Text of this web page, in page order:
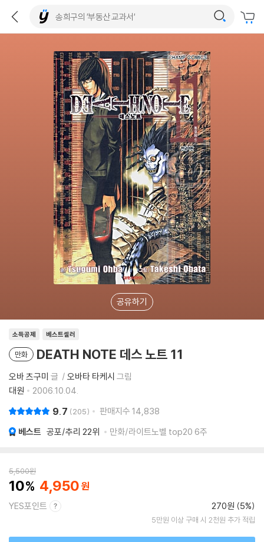
공유하기
소득공제 베스트셀러
만화 DEATH NOTE 데스 노트 11
오바 츠구미 글 오바타 타케시 그림
대원
2006.10.04.
9.7 205 판매지수 14,838
베스트 공포/추리 22위 만화/라이트노벨 top20 6주
5,500원
10 4,950
YES포인트 270원 (5%)
5만원 이상 구매 시 2천원 추가 적립